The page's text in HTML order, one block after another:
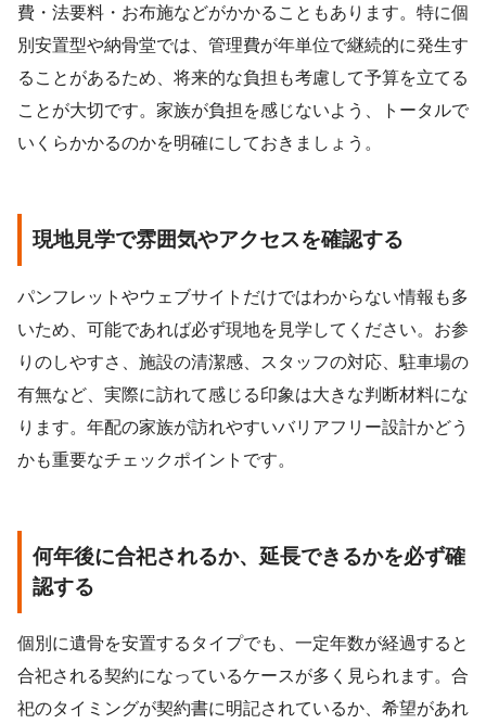
費・法要料・お布施などがかかることもあります。特に個
別安置型や納骨堂では、管理費が年単位で継続的に発生す
ることがあるため、将来的な負担も考慮して予算を立てる
ことが大切です。家族が負担を感じないよう、トータルで
いくらかかるのかを明確にしておきましょう。
現地見学で雰囲気やアクセスを確認する
パンフレットやウェブサイトだけではわからない情報も多
いため、可能であれば必ず現地を見学してください。お参
りのしやすさ、施設の清潔感、スタッフの対応、駐車場の
有無など、実際に訪れて感じる印象は大きな判断材料にな
ります。年配の家族が訪れやすいバリアフリー設計かどう
かも重要なチェックポイントです。
何年後に合祀されるか、延長できるかを必ず確
認する
個別に遺骨を安置するタイプでも、一定年数が経過すると
合祀される契約になっているケースが多く見られます。合
祀のタイミングが契約書に明記されているか、希望があれ